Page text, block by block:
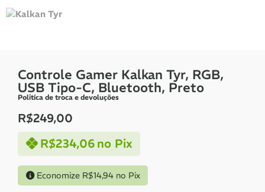
Controle Gamer Kalkan Tyr, RGB,
USB Tipo-C, Bluetooth, Preto
Politíca de troca e devoluções
R$249,00
R$234,06 no Pix
Economize R$14,94no Pix